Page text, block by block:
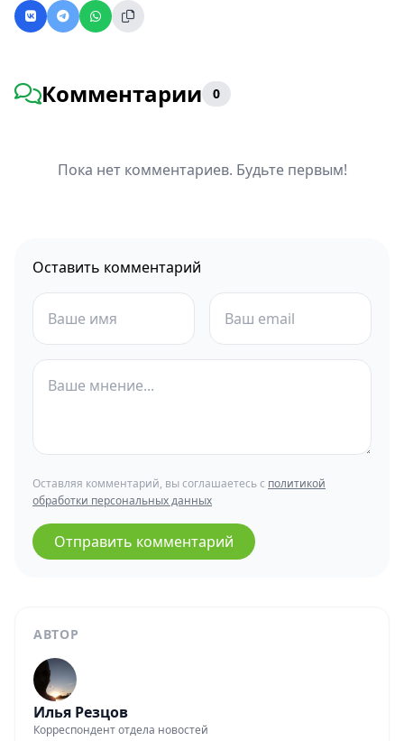
АВТОР
Илья Резцов
Корреспондент отдела новостей
Комментарии 0
Пока нет комментариев. Будьте первым!
Оставить комментарий
Оставляя комментарий, вы соглашаетесь с политикой
обработки персональных данных
Отправить комментарий